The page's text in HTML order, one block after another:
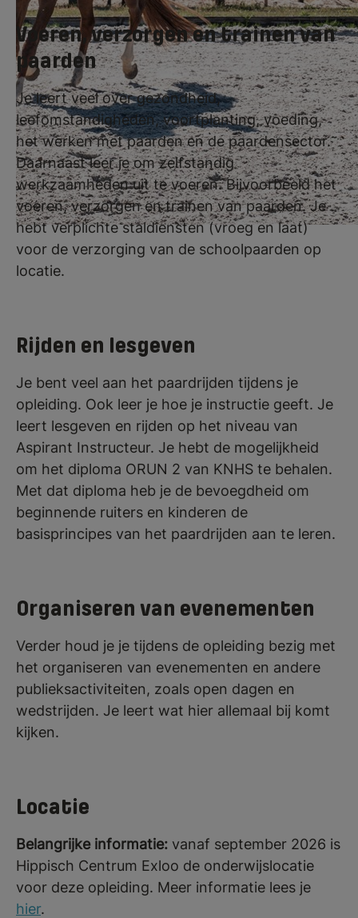
Voeren, verzorgen en trainen van
paarden
Je leert veel over gezondheid,
leefomstandigheden, voortplanting, voeding,
het werken met paarden en de paardensector.
Daarnaast leer je om zelfstandig
werkzaamheden uit te voeren. Bijvoorbeeld het
voeren, verzorgen en trainen van paarden. Je
hebt verplichte staldiensten (vroeg en laat)
voor de verzorging van de schoolpaarden op
locatie.
Rijden en lesgeven
Je bent veel aan het paardrijden tijdens je
opleiding. Ook leer je hoe je instructie geeft. Je
leert lesgeven en rijden op het niveau van
Aspirant Instructeur. Je hebt de mogelijkheid
om het diploma ORUN 2 van KNHS te behalen.
Met dat diploma heb je de bevoegdheid om
beginnende ruiters en kinderen de
basisprincipes van het paardrijden aan te leren.
Organiseren van evenementen
Verder houd je je tijdens de opleiding bezig met
het organiseren van evenementen en andere
publieksactiviteiten, zoals open dagen en
wedstrijden. Je leert wat hier allemaal bij komt
kijken.
Locatie
Belangrijke informatie: vanaf september 2026 is
Hippisch Centrum Exloo de onderwijslocatie
voor deze opleiding. Meer informatie lees je
hier.